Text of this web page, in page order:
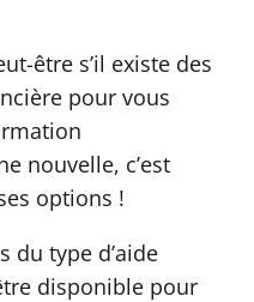
être s’il existe des
pour vous
nouvelle, c’est
options !
du type d’aide
disponible pour